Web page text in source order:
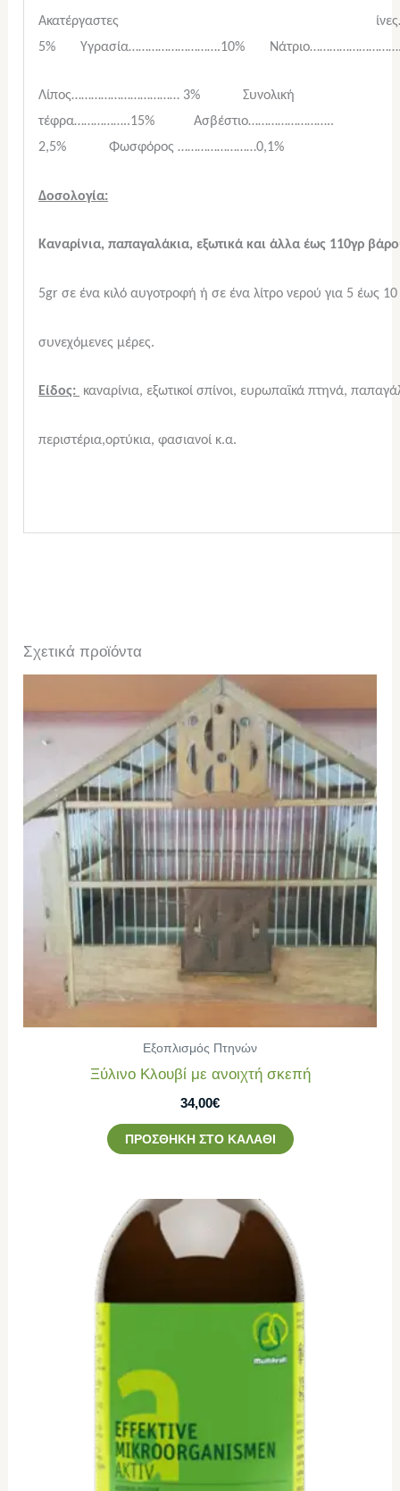
Ακατέργαστες
5% Υγρασία……………………….10%
Λίπος…………………………… 3% Συνολική
τέφρα……………..15% Ασβέστιο……………………..
2,5% Φωσφόρος ……………………0,1%
Δοσολογία:
Καναρίνια, παπαγαλάκια, εξωτικά και άλλα έως 110γρ
5gr σε ένα κιλό αυγοτροφή ή σε ένα λίτρο νερού για 5 έως 10
συνεχόμενες μέρες.
Είδος: καναρίνια, εξωτικοί σπίνοι, ευρωπαϊκά πτηνά,
περιστέρια,ορτύκια, φασιανοί κ.α.
Σχετικά προϊόντα
Εξοπλισμός Πτηνών
Ξύλινο Κλουβί με ανοιχτή σκεπή
34,00€
ΠΡΟΣΘΉΚΗ ΣΤΟ ΚΑΛΆΘΙ